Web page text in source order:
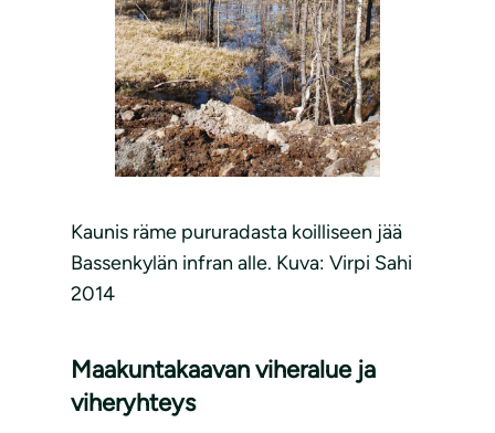
Kaunis räme pururadasta koilliseen jää
Bassenkylän infran alle. Kuva: Virpi Sahi
2014
Maakuntakaavan viheralue ja
viheryhteys